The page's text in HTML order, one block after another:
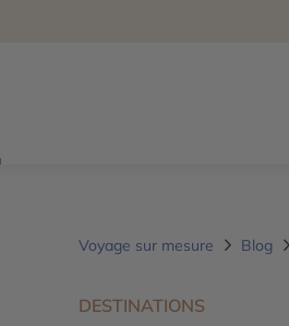
Voyage sur mesure Blog
DESTINATIONS